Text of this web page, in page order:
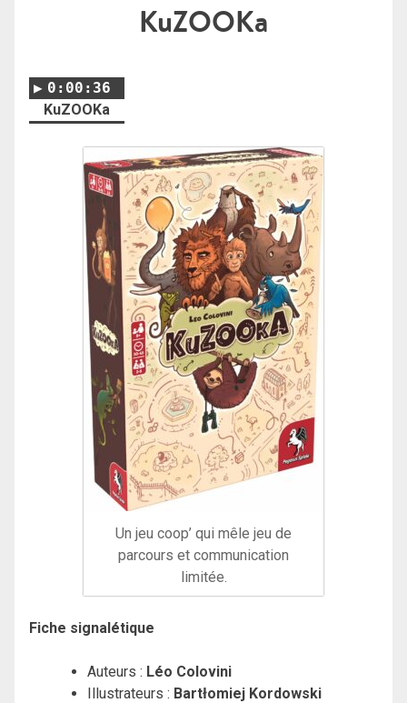
KuZOOKa
0:00:36
KuZOOKa
Un jeu coop’ qui mêle jeu de
parcours et communication
limitée.
Fiche signalétique
Auteurs : Léo Colovini
Illustrateurs : Bartłomiej Kordowski